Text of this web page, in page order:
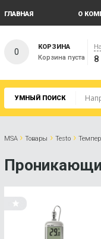
ГЛАВНАЯ О
0
КОРЗИНА
Корзина пуста
УМНЫЙ ПОИСК
MSA › Товары › Testo ›